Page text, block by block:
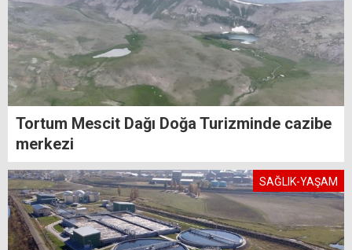
Tortum Mescit Dağı Doğa Turizminde cazibe
merkezi
SAĞLIK-YAŞAM